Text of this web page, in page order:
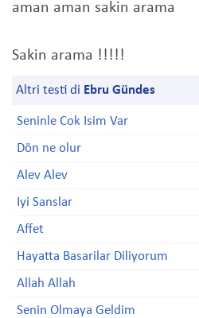
aman aman sakin arama
Sakin arama !!!!!
Altri testi di Ebru Gündes
Seninle Cok Isim Var
Dön ne olur
Alev Alev
Iyi Sanslar
Affet
Hayatta Basarilar Diliyorum
Allah Allah
Senin Olmaya Geldim